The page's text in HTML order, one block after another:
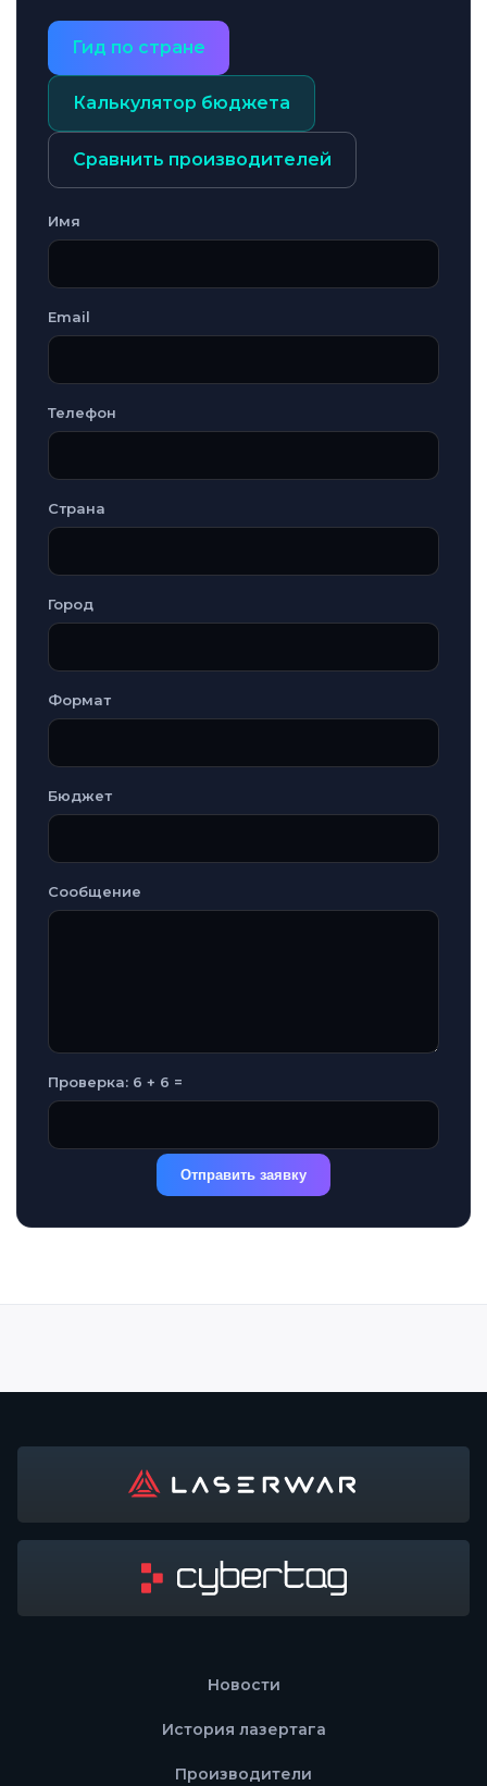
Гид по стране
Калькулятор бюджета
Сравнить производителей
Имя
Email
Телефон
Страна
Город
Формат
Бюджет
Сообщение
Проверка: 6 + 6 =
Отправить заявку
Новости
История лазертага
Производители